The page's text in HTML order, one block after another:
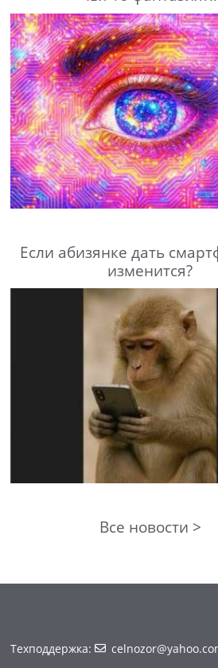
Если абизянке дать
изменится?
Все новости >
Техподдержка: